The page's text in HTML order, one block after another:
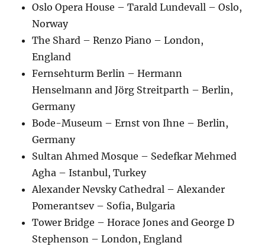
Oslo Opera House – Tarald Lundevall – Oslo,
Norway
The Shard – Renzo Piano – London,
England
Fernsehturm Berlin – Hermann
Henselmann and Jörg Streitparth – Berlin,
Germany
Bode-Museum – Ernst von Ihne – Berlin,
Germany
Sultan Ahmed Mosque – Sedefkar Mehmed
Agha – Istanbul, Turkey
Alexander Nevsky Cathedral – Alexander
Pomerantsev – Sofia, Bulgaria
Tower Bridge – Horace Jones and George D
Stephenson – London, England